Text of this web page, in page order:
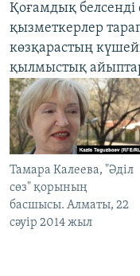
Қоғамдық белсенді
қызметкерлер
көзқарастың
қылмыстық
Тамара Калеева, "Әділ
сөз" қорының
басшысы. Алматы, 22
сәуір 2014 жыл